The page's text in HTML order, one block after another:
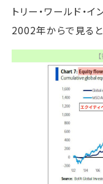
トリー・ワールド・
2002年からで見る